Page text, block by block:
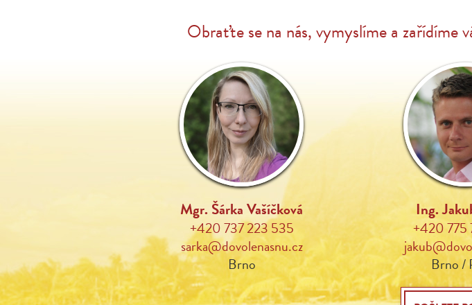
Obraťte se na nás, vymyslíme a zařídíme
Mgr. Šárka Vašíčková
+420 737 223 535
sarka@dovolenasnu.cz
Brno
Ing.
+420
Brno /